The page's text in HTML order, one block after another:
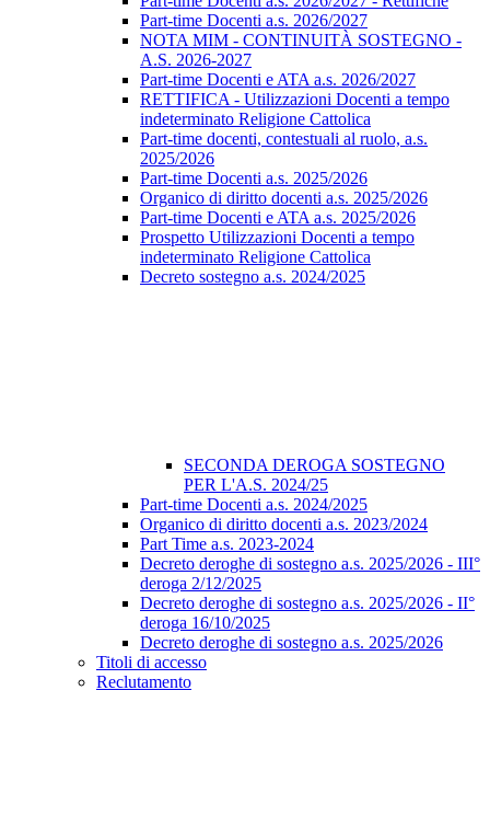
Part-time Docenti a.s. 2026/2027
NOTA MIM - CONTINUITÀ SOSTEGNO -
A.S. 2026-2027
Part-time Docenti e ATA a.s. 2026/2027
RETTIFICA - Utilizzazioni Docenti a tempo
indeterminato Religione Cattolica
Part-time docenti, contestuali al ruolo, a.s.
2025/2026
Part-time Docenti a.s. 2025/2026
Organico di diritto docenti a.s. 2025/2026
Part-time Docenti e ATA a.s. 2025/2026
Prospetto Utilizzazioni Docenti a tempo
indeterminato Religione Cattolica
Decreto sostegno a.s. 2024/2025
SECONDA DEROGA SOSTEGNO
PER L'A.S. 2024/25
Part-time Docenti a.s. 2024/2025
Organico di diritto docenti a.s. 2023/2024
Part Time a.s. 2023-2024
Decreto deroghe di sostegno a.s. 2025/2026 - III°
deroga 2/12/2025
Decreto deroghe di sostegno a.s. 2025/2026 - II°
deroga 16/10/2025
Decreto deroghe di sostegno a.s. 2025/2026
Titoli di accesso
Reclutamento